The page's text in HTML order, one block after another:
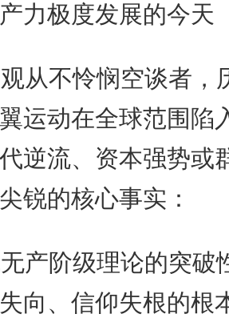
力极度发展的今天
从不怜悯空谈者，
运动在全球范围陷
逆流、资本强势或
锐的核心事实：
产阶级理论的突破
向、信仰失根的根